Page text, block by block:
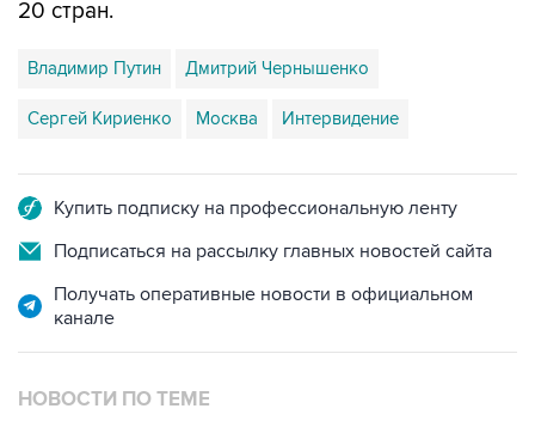
20 стран.
Владимир Путин Дмитрий Чернышенко
Сергей Кириенко Москва Интервидение
Купить подписку на профессиональную ленту
Подписаться на рассылку главных новостей сайта
Получать оперативные новости в официальном
канале
НОВОСТИ ПО ТЕМЕ